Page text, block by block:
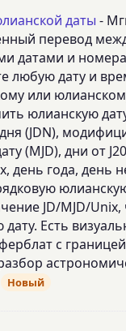
даты -
перевод
датами и
любую дату и
или
юлианскую
(JDN),
(MJD), дни от
день года, день
JD/MJD/
Есть
с
Новый